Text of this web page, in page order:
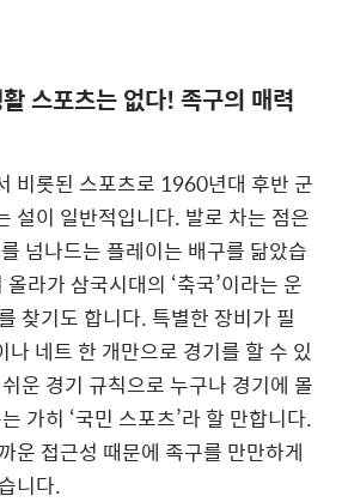
스포츠는 없다! 족구의 매력
비롯된 스포츠로 1960년대 후반 군
설이 일반적입니다. 발로 차는 점은
넘나드는 플레이는 배구를 닮았습
라가 삼국시대의 ‘축국’이라는 운
찾기도 합니다. 특별한 장비가 필
나 네트 한 개만으로 경기를 할 수 있
운 경기 규칙으로 누구나 경기에 몰
가히 ‘국민 스포츠’라 할 만합니다.
운 접근성 때문에 족구를 만만하게
니다.